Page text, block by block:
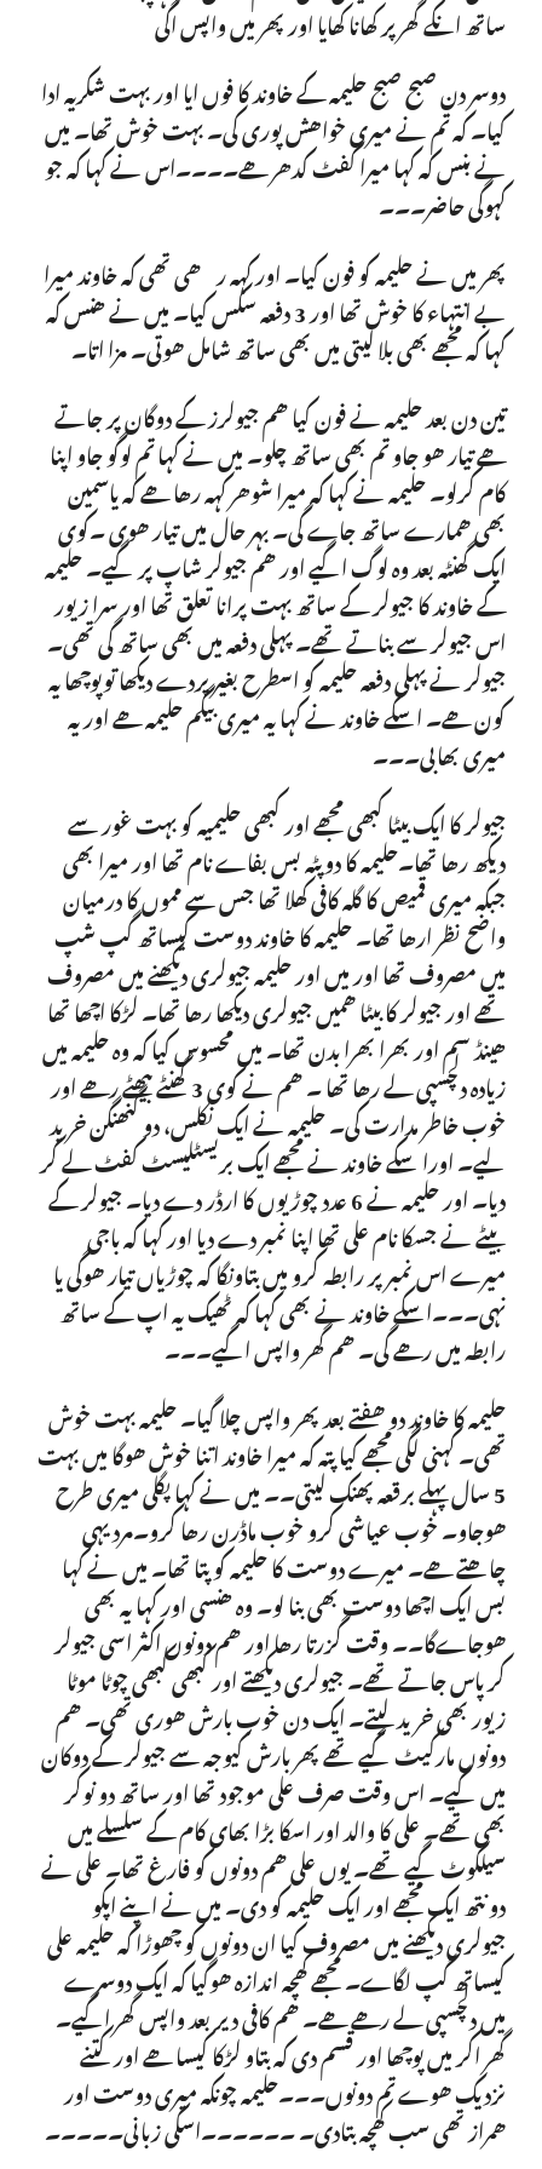
ساتھ انکے گھرپر کھانا کھایا اور پھر میں واپس اگی
دوسر دن صبح صبح حلیمہ کے خاوند کا فوں ایا اور بہت شکریہ ادا
کیا۔ کہ تم نے میری خواھش پوری کی۔ بہت خوش تھا۔ میں
نے بنس کہ کہا میرا گفٹ کدھر ھے۔۔۔۔اس نے کہا کہ جو
کہوگی حاضر۔۔۔
پھر میں نے حلیمہ کو فون کیا۔ اور کہہ رھی تھی کہ خاوند میرا
بے انتہاء کا خوش تھا اور 3 دفعہ سکس کیا۔ میں نے ھنس کہ
کہا کہ مجھے بھی بلا لیتی میں بھی ساتھ شامل ھوتی۔ مزا اتا۔
تین دن بعد حلیمہ نے فون کیا ھم جیولرز کے دوگان پر جاتے
ھے تیار ھو جاو تم بھی ساتھ چلو۔ میں نے کہا تم لوگو جاو اپنا
کام کرلو۔ حلیمہ نے کہا کہ میرا شوھر کہہ رھا ھے کہ یاسمین
بھی ھمارے ساتھ جاے گی۔ بہر حال میں تیار ھوی ۔کوی
ایک گھنٹہ بعد وہ لوگ اگیے اور ھم جیولر شاپ پر گیے۔ حلیمہ
کے خاوند کا جیولر کے ساتھ بہت پرانا تعلق تھا اور سرا زیور
اس جیولر سے بناتے تھے۔ پہلی دفعہ میں بھی ساتھ گی تھی۔
جیولر نے پہلی دفعہ حلیمہ کو اسطرح بغیر پردے دیکھا توپوچھا یہ
کون ھے۔ اسکے خاوند نے کہا یہ میری بیگم حلیمہ ھے اور یہ
میری بھابی۔۔۔
جیولر کا ایک بیٹا کبھی مجھے اور کبھی حلیمیہ کو بہت غور سے
دیکھ رھا تھا۔حلیمہ کا دوپٹہ بس بفاے نام تھا اور میرا بھی
جبکہ میری قمیص کا گلہ کافی کھلا تھا جس سے مموں کا درمیان
واضح نظر ارھا تھا۔ حلیمہ کا خاوند دوست کیساتھ گپ شپ
میں مصروف تھا اور میں اور حلیمہ جیولری دیکھنے میں مصروف
تھے اور جیولر کا بیٹا ھمیں جیولری دیکھا رھا تھا۔ لڑکا اچھا تھا
ھینڈ سم اور بھرا بھرا بدن تھا۔ میں محسوس کیا کہ وہ حلیمہ میں
زیادہ دلچسپی لے رھا تھا ۔ ھم نے کوی 3 گھنٹے بیھٹے رھے اور
خوب خاطر مدارت کی۔ حلیمہ نے ایک نکلس، دو گنھنگن خرید
لیے۔ اورا سکے خاوند نے مجھے ایک بریسٹلیسٹ کفٹ لے کر
دیا۔ اور حلیمہ نے 6 عدد چوڑیوں کا ارڈر دے دیا۔ جیولر کے
بیٹے نے جسکا نام علی تھا اپنا نمبر دے دیا اور کہا کہ باجی
میرے اس نمبر پر رابطہ کرو میں بتاونگا کہ چوڑیاں تیار ھوگی یا
نہی۔۔۔اسکے خاوند نے بھی کہا کہ ٹھیک یہ اپ کے ساتھ
رابطہ میں رھے گی۔ ھم گھر واپس اگیے۔۔۔
حلیمہ کا خاوند دو ھفتے بعد پھر واپس چلا گیا۔ حلیمہ بہت خوش
تھی۔ کہنی لگی مجھے کیا پتہ کہ میرا خاوند اتنا خوش ھوگا میں بہت
5 سال پہلے برقعہ پھنک لیتی۔۔ میں نے کہا پگلی میری طرح
ھوجاو۔ خوب عیاشی کرو خوب ماڈرن رھا کرو۔مرد یہی
چاھتے ھے۔ میرے دوست کا حلیمہ کو پتا تھا۔ میں نے کہا
بس ایک اچھا دوست بھی بنا لو۔ وہ ھنسی اور کہا یہ بھی
ھوجاےگا۔۔ وقت گزرتا رھا اور ھم دونوں اکثر اسی جیولر
کر پاس جاتے تھے۔ جیولری دیکھتے اور کبھی کبھی چوٹا موٹا
زیور بھی خرید لیتے۔ ایک دن خوب بارش ھوری تھی۔ ھم
دونوں مارکیٹ گیے تھے پھر بارش کیوجہ سے جیولر کے دوکان
میں گیے۔ اس وقت صرف علی موجود تھا اور ساتھ دو نوکر
بھی تھے۔ علی کا والد اور اسکا بڑا بھای کام کے سلسلے میں
سیلکوٹ گیے تھے۔ یوں علی ھم دونوں کو فارغ تھا۔ علی نے
دو نتھ ایک مجھے اور ایک حلیمہ کو دی۔ میں نے اپنے اپکو
جیولری دیکھنے میں مصروف کیا ان دونوں کو چھوڑا کہ حلیمہ علی
کیساتھ گپ لگاے۔ مجھے کھچہ اندازہ ھوگیا کہ ایک دوسرے
میں دلچسپی لے رھے ھے۔ ھم کافی دیر بعد واپس گھر اگیے۔
گھر اکر میں پوچھا اور قسم دی کہ بتاو لڑکا کیسا ھے اور کتنے
نزدیک ھوے تم دونوں۔۔۔حلیمہ چونکہ میری دوست اور
ھمراز تھی سب کھچہ بتادی۔ ۔۔۔۔۔۔اسکی زبانی۔۔۔۔۔